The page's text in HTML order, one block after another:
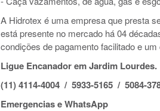
A Hidrotex é uma empresa que presta
está presente no mercado há 04
condições de pagamento facilitado e
Ligue Encanador em Jardim Lourdes.
(11) 4114-4004 / 5933-5165 / 5084-
Emergencias e WhatsApp